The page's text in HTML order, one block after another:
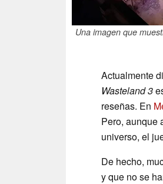
Una imagen que
Actualmente
Wasteland 3
reseñas. En
Pero, aunque
universo, el
De hecho,
y que no se